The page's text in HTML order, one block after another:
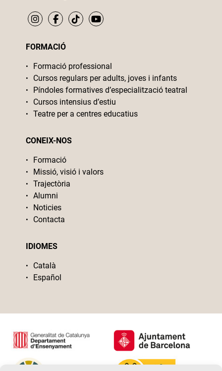
FORMACIÓ
Formació professional
Cursos regulars per adults, joves i infants
Píndoles formatives d’especialització teatral
Cursos intensius d’estiu
Teatre per a centres educatius
CONEIX-NOS
Formació
Missió, visió i valors
Trajectòria
Alumni
Noticies
Contacta
IDIOMES
Català
Español